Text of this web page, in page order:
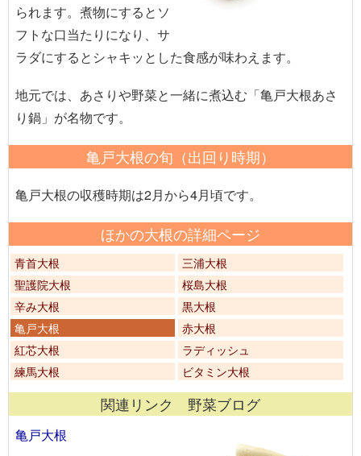
られます。煮物にするとソ
フトな口当たりになり、サ
ラダにするとシャキッとした食感が味わえます。
地元では、あさりや野菜と一緒に煮込む「亀戸大根あさ
り鍋」が名物です。
亀戸大根の旬（出回り時期）
亀戸大根の収穫時期は2月から4月頃です。
ほかの大根の詳細ページ
青首大根
三浦大根
聖護院大根
桜島大根
辛み大根
黒大根
亀戸大根
赤大根
紅芯大根
ラディッシュ
練馬大根
ビタミン大根
関連リンク 野菜ブログ
亀戸大根